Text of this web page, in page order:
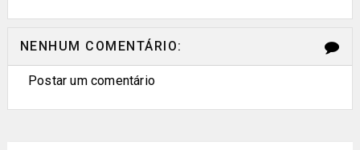
NENHUM COMENTÁRIO:
Postar um comentário